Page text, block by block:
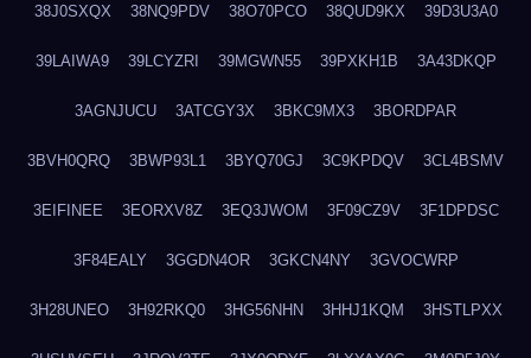
38J0SXQX 38NQ9PDV 38O70PCO 38QUD9KX 39D3U3A0
39LAIWA9 39LCYZRI 39MGWN55 39PXKH1B 3A43DKQP
3AGNJUCU 3ATCGY3X 3BKC9MX3 3BORDPAR
3BVH0QRQ 3BWP93L1 3BYQ70GJ 3C9KPDQV 3CL4BSMV
3EIFINEE 3EORXV8Z 3EQ3JWOM 3F09CZ9V 3F1DPDSC
3F84EALY 3GGDN4OR 3GKCN4NY 3GVOCWRP
3H28UNEO 3H92RKQ0 3HG56NHN 3HHJ1KQM 3HSTLPXX